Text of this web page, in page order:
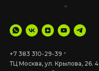
+7 383 310-29-39 *
ТЦ Москва, ул. Крылова, 26. 4